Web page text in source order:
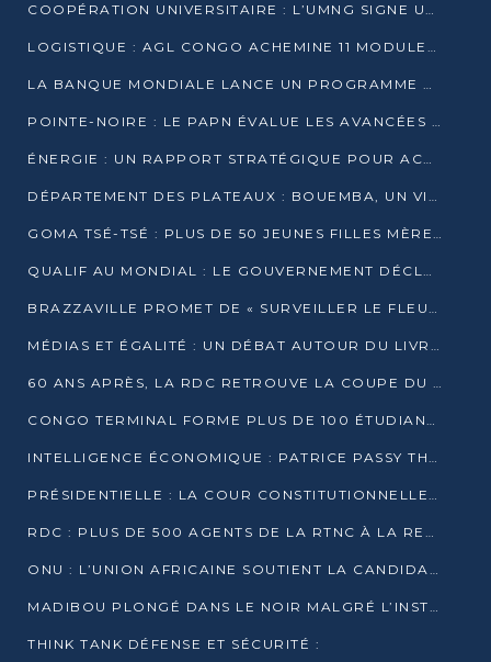
COOPÉRATION UNIVERSITAIRE : L’UMNG SIGNE UN ACCORD STRATÉGIQUE AVEC L’UNIVERSITÉ HAINAN EN CHINE
LOGISTIQUE : AGL CONGO ACHEMINE 11 MODULES GÉANTS JUSQU’À BRAZZAVILLE
LA BANQUE MONDIALE LANCE UN PROGRAMME DE 394 MILLIONS DE DOLLARS POUR LE BASSIN DU CONGO
POINTE-NOIRE : LE PAPN ÉVALUE LES AVANCÉES DU MÔLE EST
ÉNERGIE : UN RAPPORT STRATÉGIQUE POUR ACCÉLÉRER LA TRANSITION AU CONGO
DÉPARTEMENT DES PLATEAUX : BOUEMBA, UN VIVIER ÉCONOMIQUE PRÊT À EXPLOSER
GOMA TSÉ-TSÉ : PLUS DE 50 JEUNES FILLES MÈRES SENSIBILISÉES À LA SANTÉ SEXUELLE
QUALIF AU MONDIAL : LE GOUVERNEMENT DÉCLARE LA JOURNÉE DU 1ER AVRIL 2026 CHÔMÉE ET PAYÉE
BRAZZAVILLE PROMET DE « SURVEILLER LE FLEUVE » APRÈS LA QUALIFICATION DE LA RDC AU MONDIAL
MÉDIAS ET ÉGALITÉ : UN DÉBAT AUTOUR DU LIVRE « CES FEMMES QUI REPRENNENT LE POUVOIR SUR LEUR VIE »
60 ANS APRÈS, LA RDC RETROUVE LA COUPE DU MONDE
CONGO TERMINAL FORME PLUS DE 100 ÉTUDIANTS AUX TECHNIQUES D’EMBAUCHE
INTELLIGENCE ÉCONOMIQUE : PATRICE PASSY THÉORISE UNE STRATÉGIE ADAPTÉE AUX CONTEXTES FRAGMENTÉS
PRÉSIDENTIELLE : LA COUR CONSTITUTIONNELLE CONFIRME LA VICTOIRE DE SASSOU NGUESSO AVEC 94,90 % DES SUFFRAGES
RDC : PLUS DE 500 AGENTS DE LA RTNC À LA RETRAITE, UNE PAGE SE TOURNE
ONU : L’UNION AFRICAINE SOUTIENT LA CANDIDATURE DE MACKY SALL
MADIBOU PLONGÉ DANS LE NOIR MALGRÉ L’INSTALLATION D’UN NOUVEAU TRANSFORMATEUR
THINK TANK DÉFENSE ET SÉCURITÉ :